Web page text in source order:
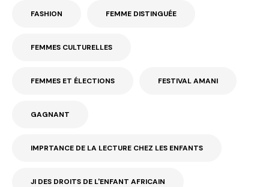
FASHION FEMME DISTINGUÉE
FEMMES CULTURELLES
FEMMES ET ÉLECTIONS FESTIVAL AMANI
GAGNANT
IMPRTANCE DE LA LECTURE CHEZ LES ENFANTS
JI DES DROITS DE L'ENFANT AFRICAIN